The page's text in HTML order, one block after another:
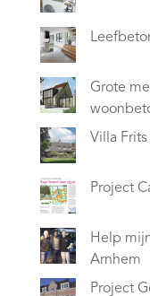
Grote
Villa
Project
Help
Arnhem
Project